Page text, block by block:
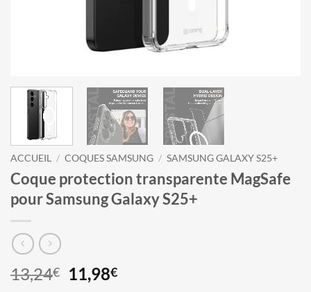
ACCUEIL / COQUES SAMSUNG / SAMSUNG GALAXY S25+
Coque protection transparente MagSafe
pour Samsung Galaxy S25+
13,24€
Le
11,98€Le